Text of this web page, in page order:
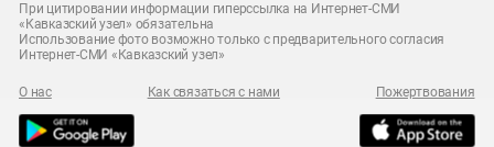
При цитировании информации гиперссылка на Интернет-СМИ
«Кавказский узел» обязательна
Использование фото возможно только с предварительного согласия
Интернет-СМИ «Кавказский узел»
О нас Как связаться с нами Пожертвования